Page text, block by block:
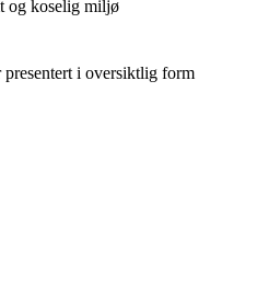
og koselig miljø
i oversiktlig form